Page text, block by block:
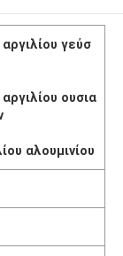
γεύσ
ουσια
αλουμινίου